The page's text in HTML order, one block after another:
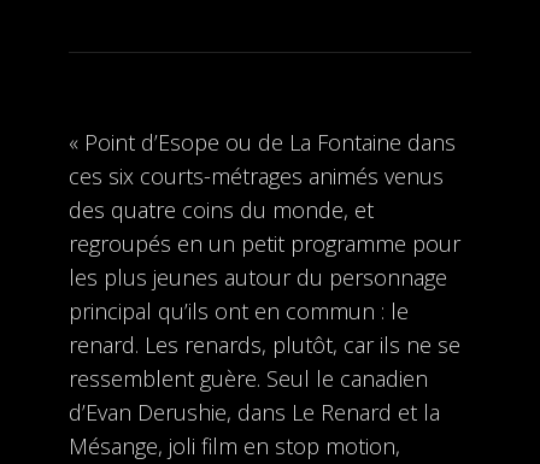
« Point d’Esope ou de La Fontaine dans
ces six courts-métrages animés venus
des quatre coins du monde, et
regroupés en un petit programme pour
les plus jeunes autour du personnage
principal qu’ils ont en commun : le
renard. Les renards, plutôt, car ils ne se
ressemblent guère. Seul le canadien
d’Evan Derushie, dans Le Renard et la
Mésange, joli film en stop motion,